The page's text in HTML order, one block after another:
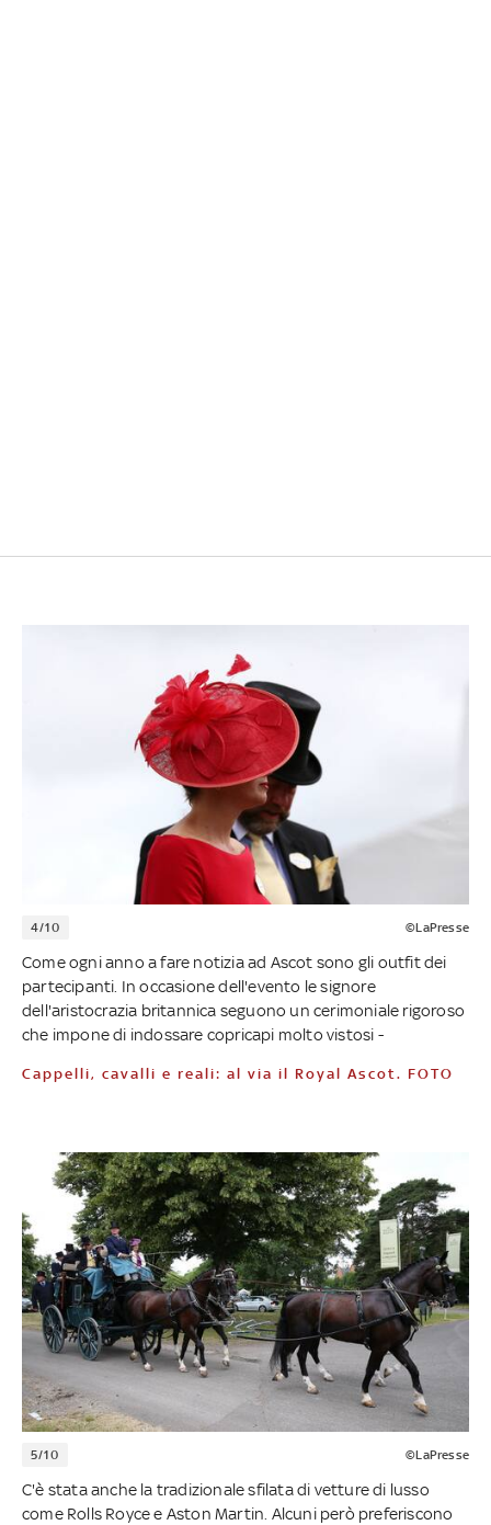
4/10 ©LaPresse
Come ogni anno a fare notizia ad Ascot sono gli outfit dei
partecipanti. In occasione dell'evento le signore
dell'aristocrazia britannica seguono un cerimoniale rigoroso
che impone di indossare copricapi molto vistosi -
Cappelli, cavalli e reali: al via il Royal Ascot. FOTO
5/10 ©LaPresse
C'è stata anche la tradizionale sfilata di vetture di lusso
come Rolls Royce e Aston Martin. Alcuni però preferiscono